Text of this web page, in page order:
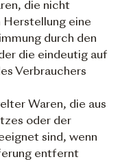
die nicht
eine
durch den
die eindeutig auf
Verbrauchers
Waren, die aus
oder der
sind, wenn
entfernt